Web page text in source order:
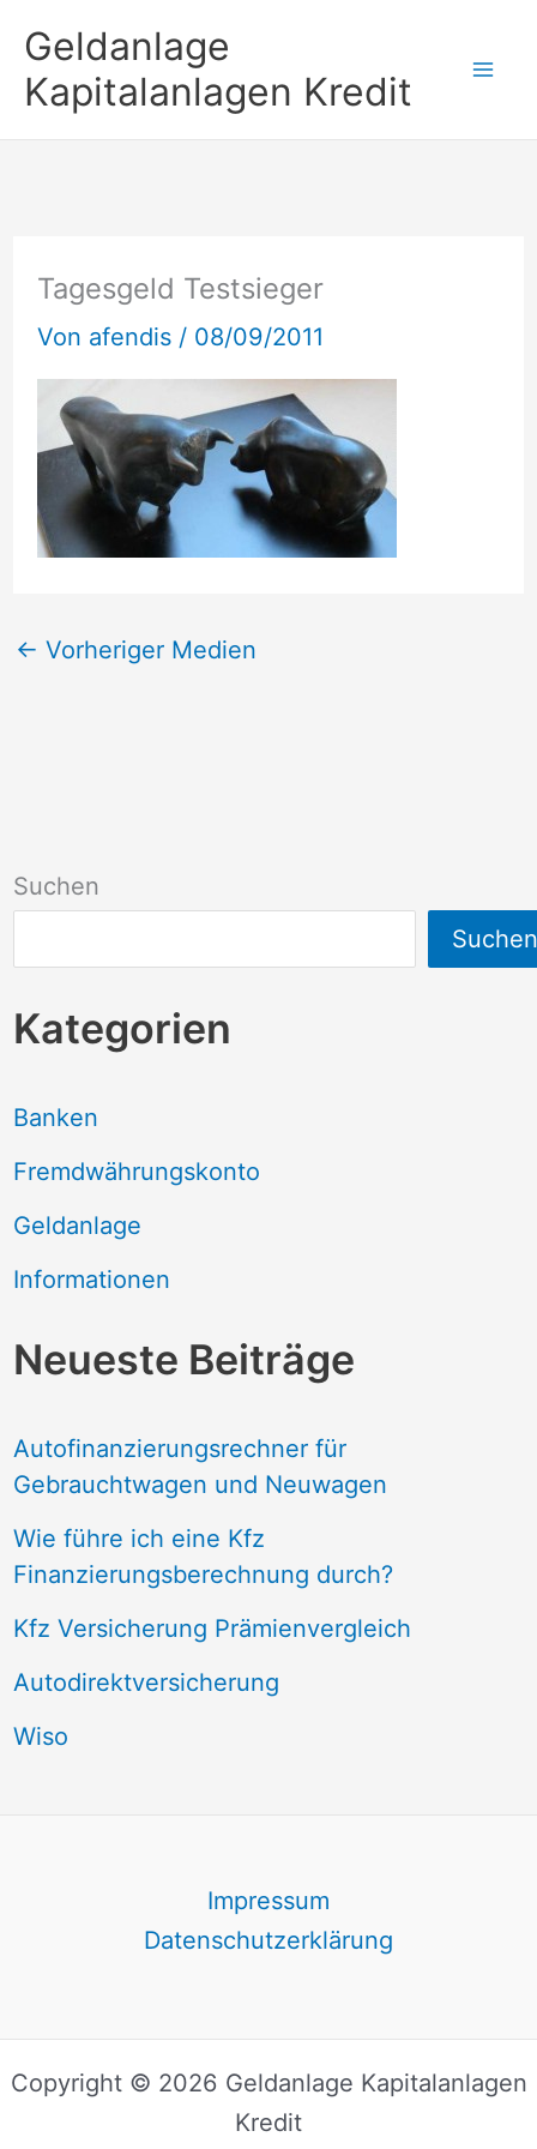
Inhalt
springen
Geldanlage
Kapitalanlagen Kredit
Suchen
Suchen
Kategorien
Banken
Fremdwährungskonto
Geldanlage
Informationen
Neueste Beiträge
Autofinanzierungsrechner für
Gebrauchtwagen und Neuwagen
Wie führe ich eine Kfz
Finanzierungsberechnung durch?
Kfz Versicherung Prämienvergleich
Autodirektversicherung
Wiso
Tagesgeld Testsieger
Von afendis / 08/09/2011
← Vorheriger Medien
Impressum
Datenschutzerklärung
Copyright © 2026 Geldanlage Kapitalanlagen
Kredit